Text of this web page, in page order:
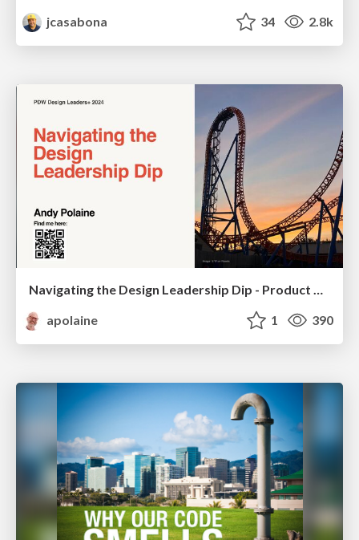
jcasabona
34 2.8k
Navigating the Design Leadership Dip - Product Design Week Design Leaders+ Conference 2024
apolaine
1 390